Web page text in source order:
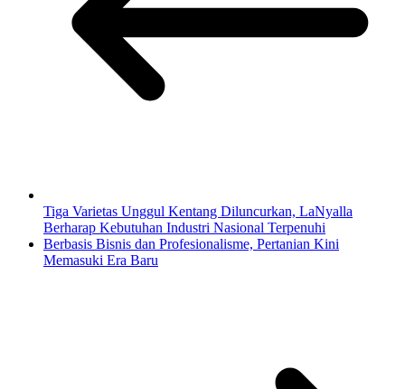
Tiga Varietas Unggul Kentang Diluncurkan, LaNyalla
Berharap Kebutuhan Industri Nasional Terpenuhi
Berbasis Bisnis dan Profesionalisme, Pertanian Kini
Memasuki Era Baru